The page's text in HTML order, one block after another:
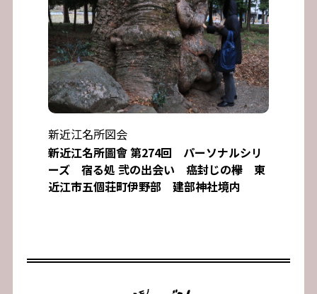
新近江名所図会
新近江名所圖會 第274回 パーソナルシリ
ーズ 宿る処 弐の出会い 癌封じの欅 東
近江市五個荘町伊野部 建部神社境内